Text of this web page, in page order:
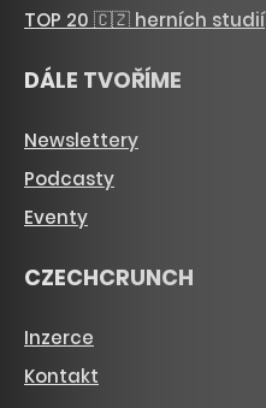
TOP 20 🇨🇿 herních studií
DÁLE TVOŘÍME
Newslettery
Podcasty
Eventy
CZECHCRUNCH
Inzerce
Kontakt